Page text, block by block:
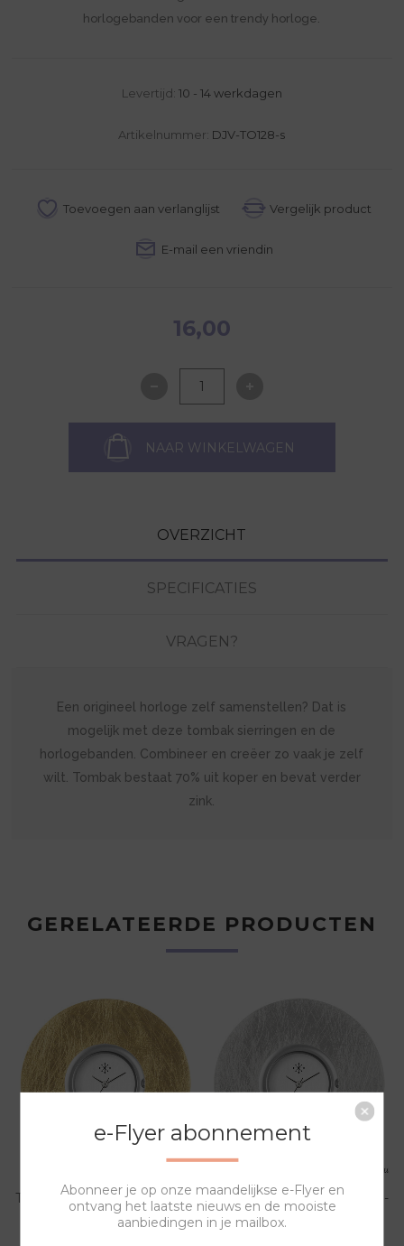
horlogebanden voor een trendy horloge.
Levertijd: 10 - 14 werkdagen
Artikelnummer: DJV-TO128-s
16,00
NAAR WINKELWAGEN
OVERZICHT
SPECIFICATIES
VRAGEN?
Een origineel horloge zelf samenstellen? Dat is
mogelijk met deze tombak sierringen en de
horlogebanden. Combineer en creëer zo vaak je zelf
wilt. Tombak bestaat 70% uit koper en bevat verder
zink.
GERELATEERDE PRODUCTEN
TOMBAC SIERRING TO 129-
G
TOMBAC SIERRING TO 129-
S
e-Flyer abonnement
Abonneer je op onze maandelijkse e-Flyer en
ontvang het laatste nieuws en de mooiste
aanbiedingen in je mailbox.